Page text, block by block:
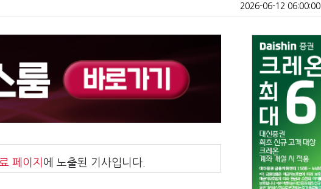
2026-06-12 06:00:00
페이지 에 노출된 기사입니다.